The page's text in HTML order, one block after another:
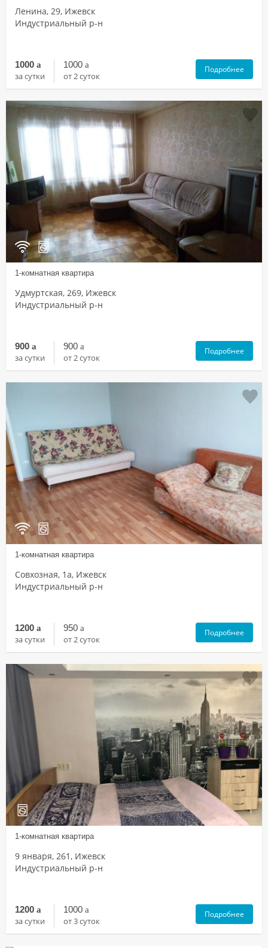
Ленина, 29, Ижевск
Индустриальный р-н
1000 a
за сутки
1000 a
от 2 суток
Подробнее
1-комнатная квартира
Удмуртская, 269, Ижевск
Индустриальный р-н
900 a
за сутки
900 a
от 2 суток
Подробнее
1-комнатная квартира
Совхозная, 1а, Ижевск
Индустриальный р-н
1200 a
за сутки
950 a
от 2 суток
Подробнее
1-комнатная квартира
9 января, 261, Ижевск
Индустриальный р-н
1200 a
за сутки
1000 a
от 3 суток
Подробнее